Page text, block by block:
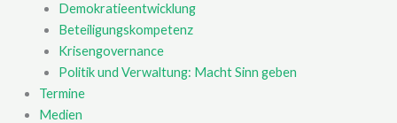
Demokratieentwicklung
Beteiligungskompetenz
Krisengovernance
Politik und Verwaltung: Macht Sinn geben
Termine
Medien